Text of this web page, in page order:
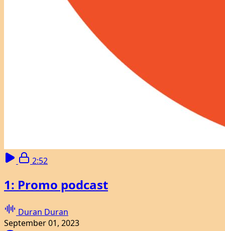
2:52
1: Promo podcast
Duran Duran
September 01, 2023